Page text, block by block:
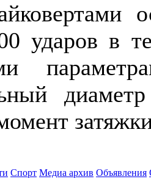
ударов в
диаметр
Спорт Медиа архив Объявления